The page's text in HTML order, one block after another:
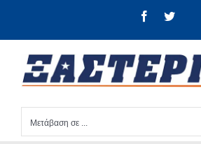
FacebookTwitter
Μετάβαση σε ...